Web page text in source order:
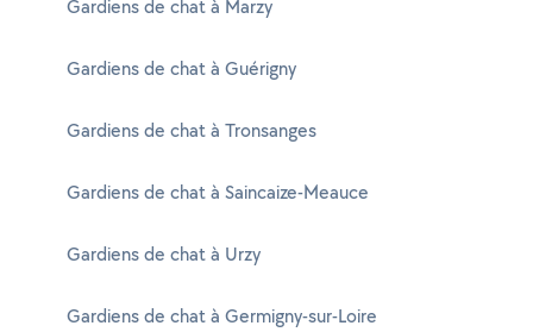
Gardiens de chat à Marzy
Gardiens de chat à Guérigny
Gardiens de chat à Tronsanges
Gardiens de chat à Saincaize-Meauce
Gardiens de chat à Urzy
Gardiens de chat à Germigny-sur-Loire